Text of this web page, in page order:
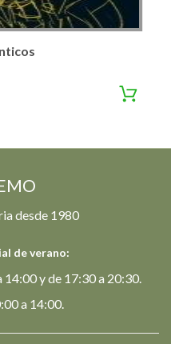
desde 1980
de verano:
14:00 y de 17:30 a 20:30.
a 14:00.